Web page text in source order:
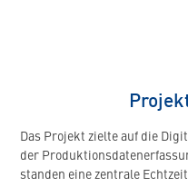
Das Projekt zielte auf die
der
standen eine zentrale